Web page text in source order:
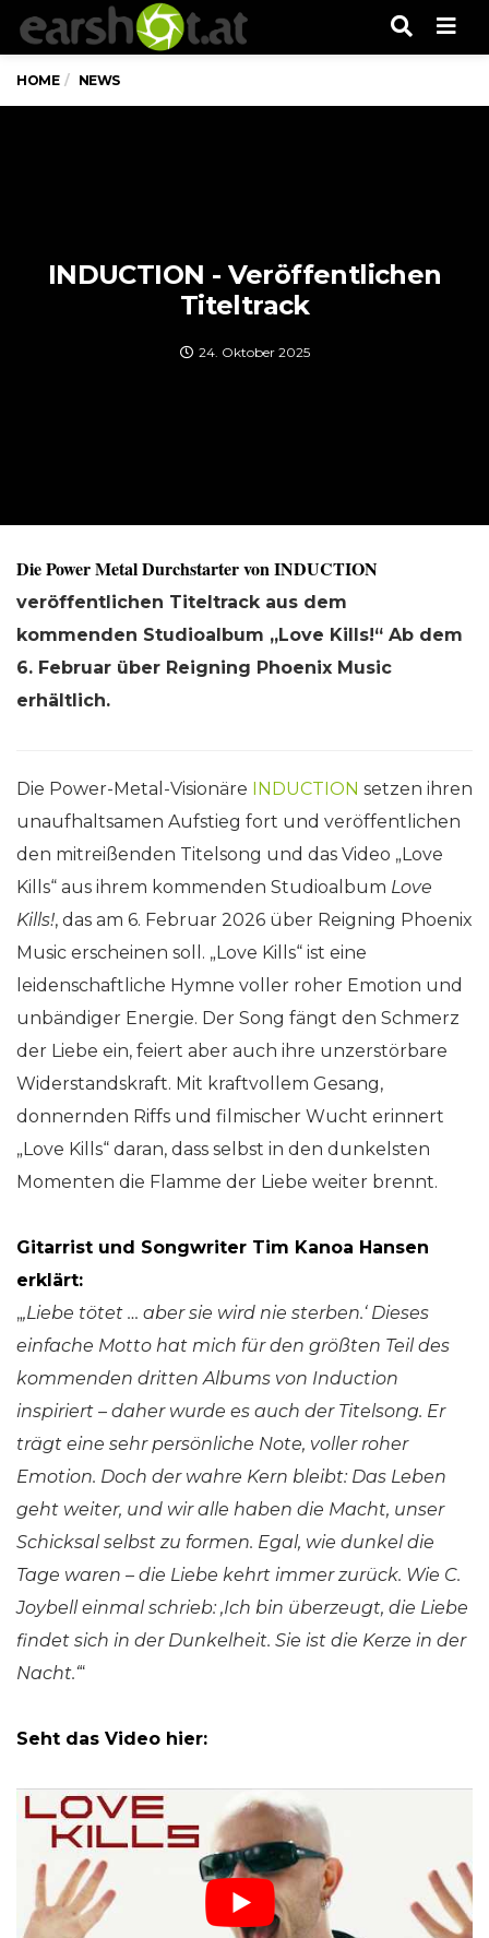
HOME NEWS
INDUCTION - Veröffentlichen
Titeltrack
24. Oktober 2025
Die Power Metal Durchstarter von INDUCTION
veröffentlichen Titeltrack aus dem
kommenden Studioalbum „Love Kills!“ Ab dem
6. Februar über Reigning Phoenix Music
erhältlich.
Die Power-Metal-Visionäre INDUCTION setzen ihren
unaufhaltsamen Aufstieg fort und veröffentlichen
den mitreißenden Titelsong und das Video „Love
Kills“ aus ihrem kommenden Studioalbum Love
Kills!, das am 6. Februar 2026 über Reigning Phoenix
Music erscheinen soll. „Love Kills“ ist eine
leidenschaftliche Hymne voller roher Emotion und
unbändiger Energie. Der Song fängt den Schmerz
der Liebe ein, feiert aber auch ihre unzerstörbare
Widerstandskraft. Mit kraftvollem Gesang,
donnernden Riffs und filmischer Wucht erinnert
„Love Kills“ daran, dass selbst in den dunkelsten
Momenten die Flamme der Liebe weiter brennt.
Gitarrist und Songwriter Tim Kanoa Hansen
erklärt:
„‚Liebe tötet … aber sie wird nie sterben.‘ Dieses
einfache Motto hat mich für den größten Teil des
kommenden dritten Albums von Induction
inspiriert – daher wurde es auch der Titelsong. Er
trägt eine sehr persönliche Note, voller roher
Emotion. Doch der wahre Kern bleibt: Das Leben
geht weiter, und wir alle haben die Macht, unser
Schicksal selbst zu formen. Egal, wie dunkel die
Tage waren – die Liebe kehrt immer zurück. Wie C.
Joybell einmal schrieb: ‚Ich bin überzeugt, die Liebe
findet sich in der Dunkelheit. Sie ist die Kerze in der
Nacht.‘“
Seht das Video hier: